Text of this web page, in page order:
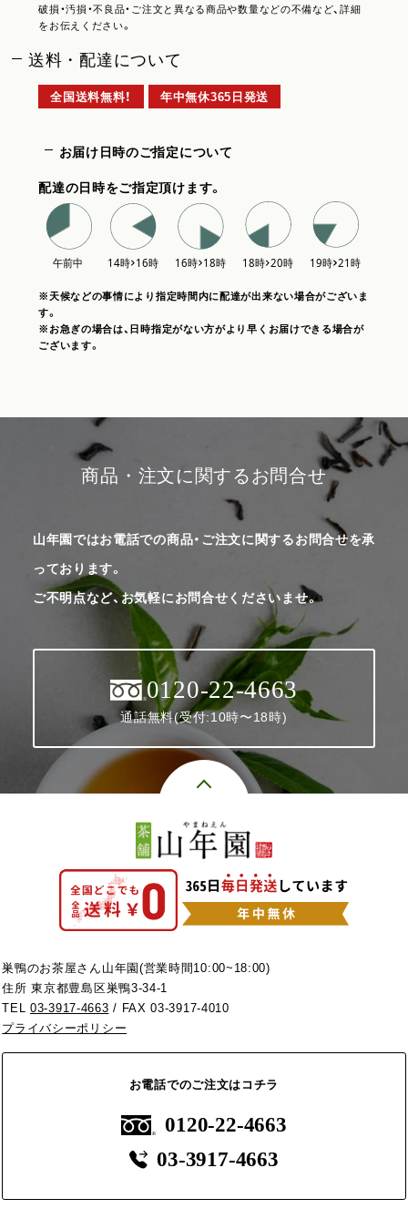
破損・汚損・不良品・ご注文と異なる商品や数量などの不備など、詳細
をお伝えください。
送料・配達について
全国送料無料！ 年中無休365日発送
お届け日時のご指定について
配達の日時をご指定頂けます。
※天候などの事情により指定時間内に配達が出来ない場合がございま
す。
※お急ぎの場合は、日時指定がない方がより早くお届けできる場合が
ございます。
商品・注文に関するお問合せ
山年園ではお電話での商品・ご注文に関するお問合せを承
っております。
ご不明点など、お気軽にお問合せくださいませ。
0120-22-4663
通話無料(受付:10時〜18時)
巣鴨のお茶屋さん山年園(営業時間10:00~18:00)
住所 東京都豊島区巣鴨3-34-1
TEL03-3917-4663 / FAX 03-3917-4010
プライバシーポリシー
お電話でのご注文はコチラ
0120-22-4663
03-3917-4663